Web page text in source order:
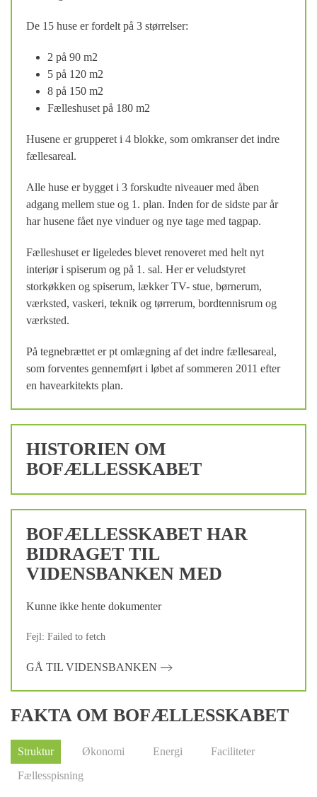
De 15 huse er fordelt på 3 størrelser:
2 på 90 m2
5 på 120 m2
8 på 150 m2
Fælleshuset på 180 m2
Husene er grupperet i 4 blokke, som omkranser det indre
fællesareal.
Alle huse er bygget i 3 forskudte niveauer med åben
adgang mellem stue og 1. plan. Inden for de sidste par år
har husene fået nye vinduer og nye tage med tagpap.
Fælleshuset er ligeledes blevet renoveret med helt nyt
interiør i spiserum og på 1. sal. Her er veludstyret
storkøkken og spiserum, lækker TV- stue, børnerum,
værksted, vaskeri, teknik og tørrerum, bordtennisrum og
værksted.
På tegnebrættet er pt omlægning af det indre fællesareal,
som forventes gennemført i løbet af sommeren 2011 efter
en havearkitekts plan.
HISTORIEN OM
BOFÆLLESSKABET
BOFÆLLESSKABET HAR
BIDRAGET TIL
VIDENSBANKEN MED
Kunne ikke hente dokumenter
Fejl: Failed to fetch
GÅ TIL VIDENSBANKEN
FAKTA OM BOFÆLLESSKABET
Struktur Økonomi Energi
Faciliteter
Fællesspisning